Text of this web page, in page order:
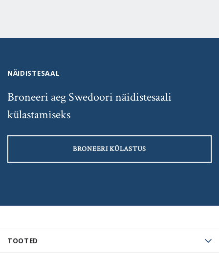
TOOTED
NÄIDISTESAAL
Broneeri aeg Swedoori näidistesaali
külastamiseks
BRONEERI KÜLASTUS